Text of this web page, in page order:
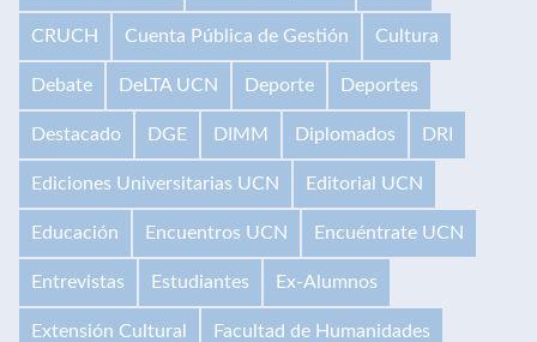
CRUCH Cuenta Pública de Gestión Cultura
Debate DeLTA UCN Deporte Deportes
Destacado DGE DIMM Diplomados DRI
Ediciones Universitarias UCN Editorial UCN
Educación Encuentros UCN Encuéntrate UCN
Entrevistas Estudiantes Ex-Alumnos
Extensión Cultural Facultad de Humanidades